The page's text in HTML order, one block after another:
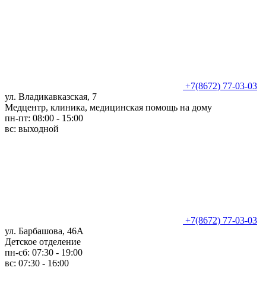
+7(8672) 77-03-03
ул. Владикавказская, 7
Медцентр, клиника, медицинская помощь на дому
пн-пт: 08:00 - 15:00
вс: выходной
+7(8672) 77-03-03
ул. Барбашова, 46А
Детское отделение
пн-сб: 07:30 - 19:00
вс: 07:30 - 16:00